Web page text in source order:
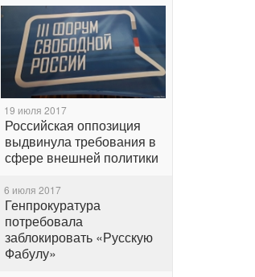
19 июля 2017
Российская оппозиция
выдвинула требования в
сфере внешней политики
6 июля 2017
Генпрокуратура
потребовала
заблокировать «Русскую
Фабулу»